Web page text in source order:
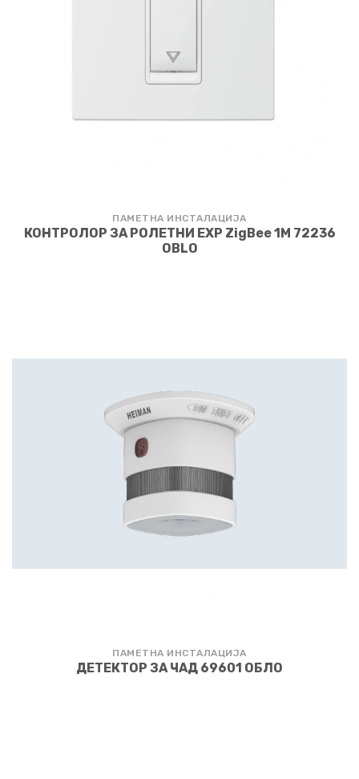
ПАМЕТНА ИНСТАЛАЦИЈА
КОНТРОЛОР ЗА РОЛЕТНИ EXP ZigBee 1M 72236
OBLO
ПАМЕТНА ИНСТАЛАЦИЈА
ДЕТЕКТОР ЗА ЧАД 69601 ОБЛО